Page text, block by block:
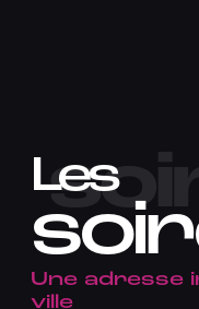
Les
Une adresse
ville​